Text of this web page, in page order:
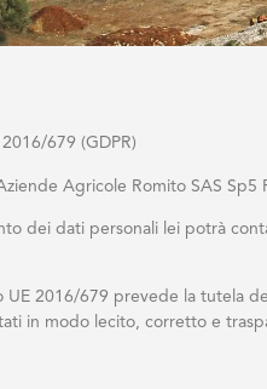
679 (GDPR)
Agricole Romito SAS Sp5
dei dati personali lei potrà
UE 2016/679 prevede la tutela
in modo lecito, corretto e